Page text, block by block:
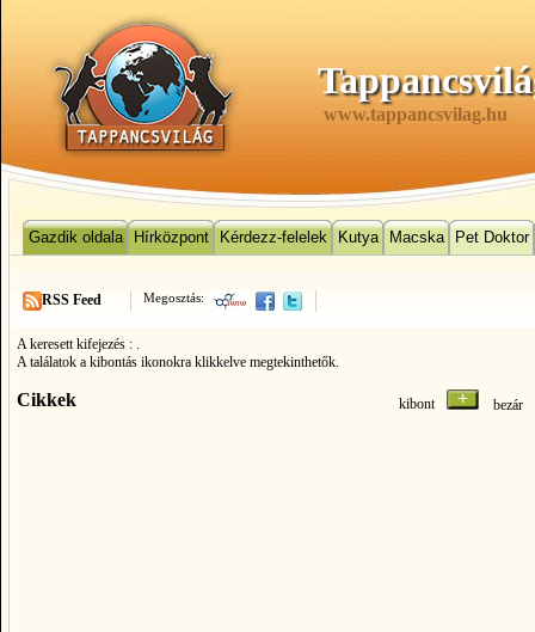
www.tappancsvilag.hu
Gazdik oldala Hírközpont Kérdezz-felelek Kutya Macska Pet Doktor
Megosztás:
RSS Feed
A keresett kifejezés : .
A találatok a kibontás ikonokra klikkelve megtekinthetők.
Cikkek kibont